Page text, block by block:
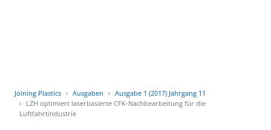
Joining Plastics Ausgaben
Ausgabe 1 (2017) Jahrgang 11
LZH optimiert laserbasierte CFK-Nachbearbeitung für die
Luftfahrtindustrie